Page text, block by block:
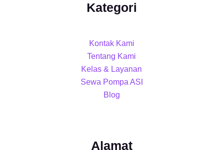
Kategori
Kontak Kami
Tentang Kami
Kelas & Layanan
Sewa Pompa ASI
Blog
Alamat